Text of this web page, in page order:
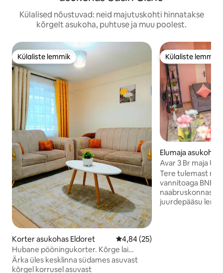
Külalised nõustuvad: neid majutuskohti hinnatakse
kõrgelt asukoha, puhtuse ja muu poolest.
Külaliste lemmik
Külaliste lemmik
Korter asukohas Eldoret Keskmine hinnang 4,84/5, 25
4,84 (25)
Hubane pööningukorter. Kõrge lai
kaheinimesevoodi vaatega kesklinna
Ärka üles kesklinna südames asuvast
kõrgel korrusel asuvast
Külaliste lemmik
Külaliste lemmik
Elumaja asukohas
Avar 3 Br maja
Tere tulemast
vannitoaga BNB-
naabruskonnas.
juurdepääsu